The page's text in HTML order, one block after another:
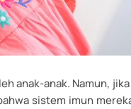
anak-anak. Namun,
sistem imun